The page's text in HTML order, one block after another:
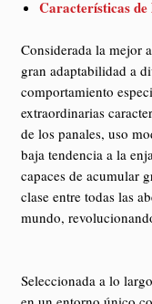
Características de
Considerada la mejor
gran adaptabilidad a
comportamiento
extraordinarias
de los panales, uso
baja tendencia a la
capaces de acumular
clase entre todas las
mundo,
Seleccionada a lo